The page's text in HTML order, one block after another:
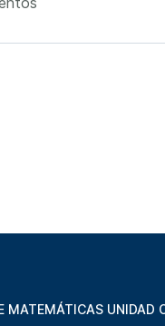
MATEMÁTICAS UNIDAD